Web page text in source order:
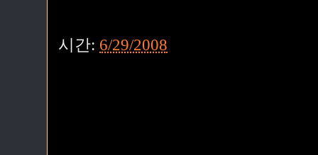
시간: 6/29/2008